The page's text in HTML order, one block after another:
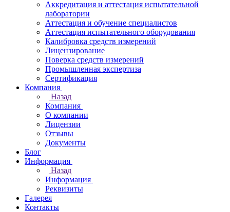
Аккредитация и аттестация испытательной
лаборатории
Аттестация и обучение специалистов
Аттестация испытательного оборудования
Калибровка средств измерений
Лицензирование
Поверка средств измерений
Промышленная экспертиза
Сертификация
Компания
Назад
Компания
О компании
Лицензии
Отзывы
Документы
Блог
Информация
Назад
Информация
Реквизиты
Галерея
Контакты